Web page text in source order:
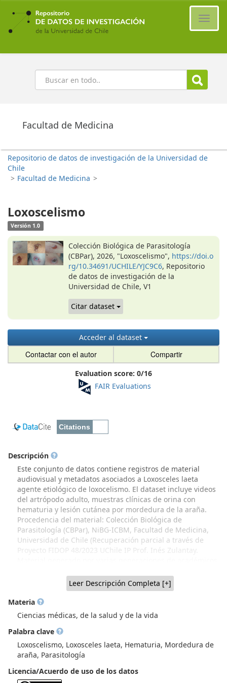
Ir
contenido
principal
Buscar
Facultad de Medicina
Repositorio de datos de investigación de la Universidad de
Chile
> Facultad de Medicina >
Loxoscelismo
Versión 1.0
Colección Biológica de Parasitología
(CBPar), 2026, "Loxoscelismo", https://doi.o
rg/10.34691/UCHILE/YJC9C6, Repositorio
de datos de investigación de la
Universidad de Chile, V1
Citar dataset
Acceder al dataset
Contactar con el autor Compartir
Evaluation score: 0/16
FAIR Evaluations
Descripción
Este conjunto de datos contiene registros de material
audiovisual y metadatos asociados a Loxosceles laeta
agente etiológico de loxocelismo. El dataset incluye videos
del artrópodo adulto, muestras clínicas de orina con
hematuria y lesión cutánea por mordedura de la araña.
Procedencia del material: Colección Biológica de
Parasitología (CBPar), NiBG-ICBM, Facultad de Medicina,
Universidad de Chile (Recuperación parcial a través de
Proyecto FIDOP 48/2023 UChile IP Prof. Inés Zulantay.
colaboradores y, material procedente de Sede Sur, Dr.
Werner Apt y colaboradores, que incluye donaciones de
parasitólogos extranjeros). El fragmento de video de
ejemplar adulto de Loxosceles laeta vivo, capturado en
vivienda urbana de la ciudad de Ovalle, fue cedido por Ana
Zulantay y, el fragmento de video en que se observan
muestras de orina seriada, correspondiente a caso clínico
de loxoscelismo cutáneo-visceral, fue cedido por el Dr.
Werner Apt (Unidad de Parasitología, Sede Sur Facultad de
Medicina). Las imágenes del caso de loxoscelismo cutáneo
Leer Descripción Completa [+]
Materia
Ciencias médicas, de la salud y de la vida
Palabra clave
Loxoscelismo, Loxosceles laeta, Hematuria, Mordedura de
araña, Parasitología
Licencia/Acuerdo de uso de los datos